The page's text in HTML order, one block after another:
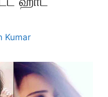
Kumar